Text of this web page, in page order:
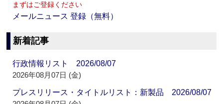
まずはご登録ください
メールニュース 登録（無料）
新着記事
行政情報リスト 2026/08/07
2026年08月07日 (金)
プレスリリース・タイトルリスト：新製品 2026/08/07